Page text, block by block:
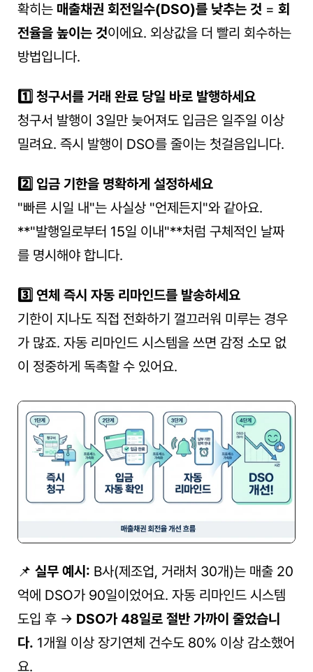
확히는 매출채권 회전일수(DSO)를 낮추는 것 = 회
전율을 높이는 것이에요. 외상값을 더 빨리 회수하는
방법입니다.
1️⃣ 청구서를 거래 완료 당일 바로 발행하세요
청구서 발행이 3일만 늦어져도 입금은 일주일 이상
밀려요. 즉시 발행이 DSO를 줄이는 첫걸음입니다.
2️⃣ 입금 기한을 명확하게 설정하세요
"빠른 시일 내"는 사실상 "언제든지"와 같아요.
**"발행일로부터 15일 이내"**처럼 구체적인 날짜
를 명시해야 합니다.
3️⃣ 연체 즉시 자동 리마인드를 발송하세요
기한이 지나도 직접 전화하기 껄끄러워 미루는 경우
가 많죠. 자동 리마인드 시스템을 쓰면 감정 소모 없
이 정중하게 독촉할 수 있어요.
📌 실무 예시: B사(제조업, 거래처 30개)는 매출 20
억에 DSO가 90일이었어요. 자동 리마인드 시스템
도입 후 → DSO가 48일로 절반 가까이 줄었습니
다. 1개월 이상 장기연체 건수도 80% 이상 감소했어
요.